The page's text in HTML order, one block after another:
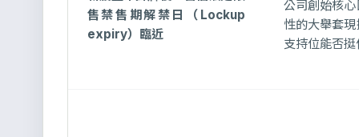
售禁售期解禁日（Lockup
expiry）臨近
公司創始核
性的大舉套
支持位能否挺